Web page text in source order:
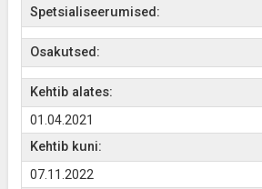
Spetsialiseerumised:
Osakutsed:
Kehtib alates:
01.04.2021
Kehtib kuni:
07.11.2022